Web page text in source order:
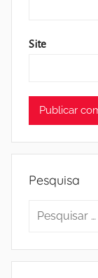
Site
Pesquisa
Pesquisar